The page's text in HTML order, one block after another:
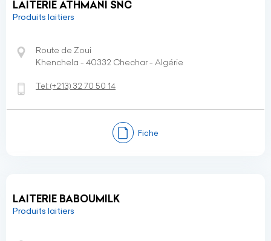
LAITERIE ATHMANI SNC
Produits laitiers
Route de Zoui
Khenchela - 40332 Chechar - Algérie
Tel:(+213) 32 70 50 14
Fiche
LAITERIE BABOUMILK
Produits laitiers